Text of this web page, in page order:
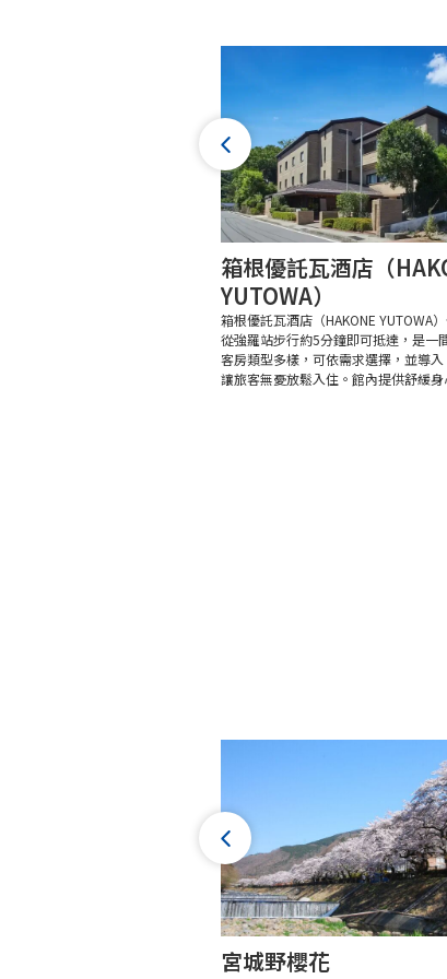
箱根優託瓦酒店（
YUTOWA）
箱根優託瓦酒店（HAKONE YUTOWA
從強羅站步行約5分鐘即可抵達，是一
客房類型多樣，可依需求選擇，並導入
讓旅客無憂放鬆入住。館內提供舒緩身
宮城野櫻花